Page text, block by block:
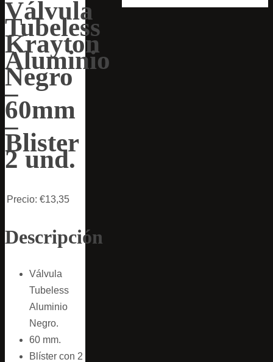
Válvula
Tubeless
Krayton
Aluminio
Negro
–
60mm
–
Blister
2 und.
Precio: €13,35
Descripción
Válvula
Tubeless
Aluminio
Negro.
60 mm.
Blíster con 2